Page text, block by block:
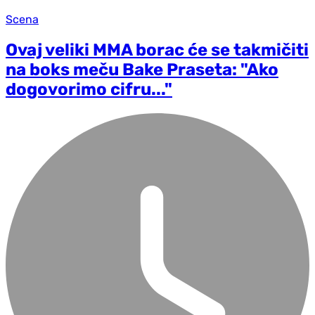
Scena
Ovaj veliki MMA borac će se takmičiti
na boks meču Bake Praseta: "Ako
dogovorimo cifru..."